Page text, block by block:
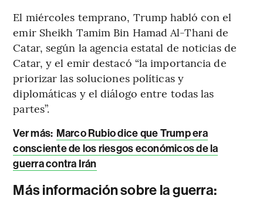
El miércoles temprano, Trump habló con el
emir Sheikh Tamim Bin Hamad Al-Thani de
Catar, según la agencia estatal de noticias de
Catar, y el emir destacó “la importancia de
priorizar las soluciones políticas y
diplomáticas y el diálogo entre todas las
partes”.
Ver más: Marco Rubio dice que Trump era
consciente de los riesgos económicos de la
guerra contra Irán
Más información sobre la guerra: